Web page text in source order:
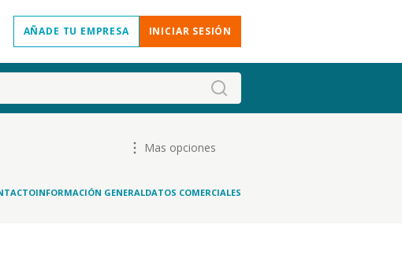
AÑADE TU EMPRESA INICIAR SESIÓN
Mas opciones
INFORMACIÓN GENERALDATOS COMERCIALES